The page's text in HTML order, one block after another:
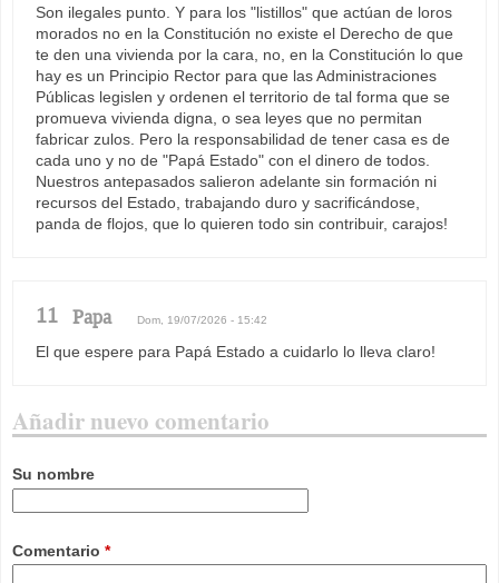
Son ilegales punto. Y para los "listillos" que actúan de loros
morados no en la Constitución no existe el Derecho de que
te den una vivienda por la cara, no, en la Constitución lo que
hay es un Principio Rector para que las Administraciones
Públicas legislen y ordenen el territorio de tal forma que se
promueva vivienda digna, o sea leyes que no permitan
fabricar zulos. Pero la responsabilidad de tener casa es de
cada uno y no de "Papá Estado" con el dinero de todos.
Nuestros antepasados salieron adelante sin formación ni
recursos del Estado, trabajando duro y sacrificándose,
panda de flojos, que lo quieren todo sin contribuir, carajos!
11 Papa Dom, 19/07/2026 - 15:42
El que espere para Papá Estado a cuidarlo lo lleva claro!
Añadir nuevo comentario
Su nombre
Comentario *